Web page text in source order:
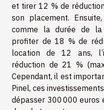
et tirer 12 % de
son placement.
comme la durée de
profiter de 18 % de
location de 12 ans,
réduction de 21 %
Cependant, il est
Pinel, ces
dépasser 300 000 euros